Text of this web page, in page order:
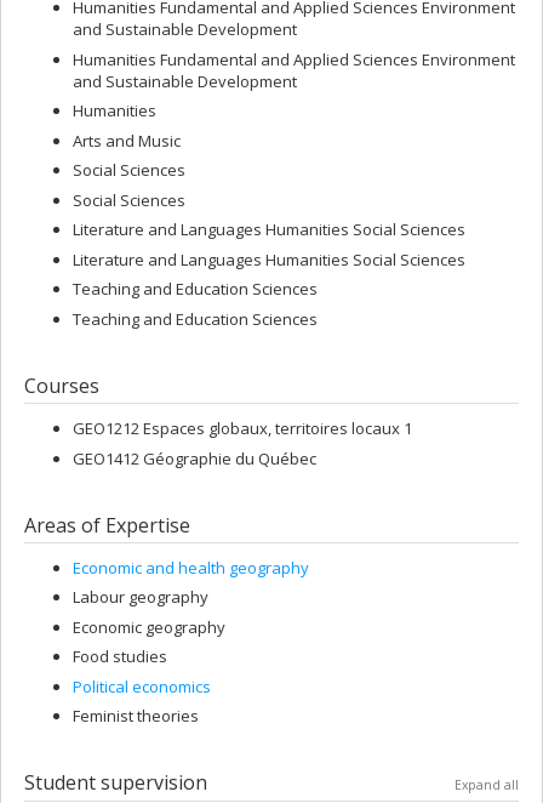
Humanities Fundamental and Applied Sciences Environment
and Sustainable Development
Humanities Fundamental and Applied Sciences Environment
and Sustainable Development
Humanities
Arts and Music
Social Sciences
Social Sciences
Literature and Languages Humanities Social Sciences
Literature and Languages Humanities Social Sciences
Teaching and Education Sciences
Teaching and Education Sciences
Courses
GEO1212 Espaces globaux, territoires locaux 1
GEO1412 Géographie du Québec
Areas of Expertise
Economic and health geography
Labour geography
Economic geography
Food studies
Political economics
Feminist theories
Student supervision Expand all